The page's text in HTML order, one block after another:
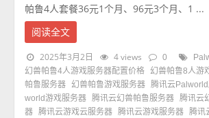
帕鲁4人套餐36元1个月、96元3个月、1 ...
阅读全文
2025年3月2日 4 views 0
幻兽帕鲁4人游戏服务器配置价格 幻兽帕鲁8人游
帕鲁服务器 幻兽帕鲁游戏服务器 腾讯云
world游戏服务器 腾讯云幻兽帕鲁服务器 腾讯云
器 腾讯云游戏云服务器 腾讯云游戏服务器 腾讯